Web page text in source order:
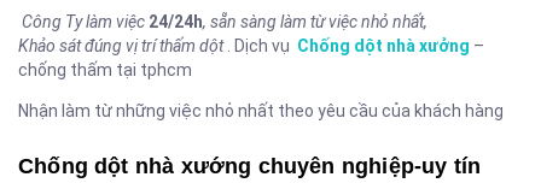
Công Ty làm việc 24/24h, sẵn sàng làm từ việc nhỏ nhất,
Khảo sát đúng vị trí thấm dột. Dịch vụ Chống dột nhà xưởng –
chống thấm tại tphcm
Nhận làm từ những việc nhỏ nhất theo yêu cầu của khách hàng
Chống dột nhà xướng chuyên nghiệp-uy tín